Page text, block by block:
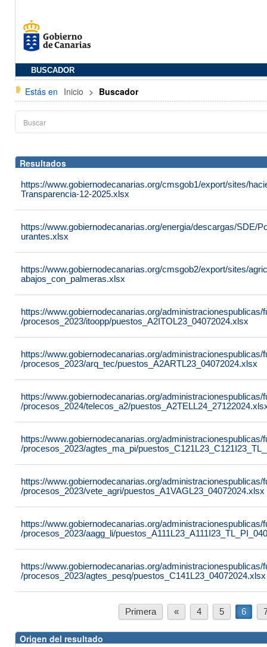
BUSCADOR
Estás en Inicio > Buscador
Resultados
https://www.gobiernodecanarias.org/cmsgob1/export/sites/
Transparencia-12-2025.xlsx
https://www.gobiernodecanarias.org/energia/descargas/SDE/
urantes.xlsx
https://www.gobiernodecanarias.org/cmsgob2/export/sites/
abajos_con_palmeras.xlsx
https://www.gobiernodecanarias.org/
/procesos_2023/itoopp/puestos_A2ITOL23_04072024.xlsx
https://www.gobiernodecanarias.org/
/procesos_2023/arq_tec/puestos_A2ARTL23_04072024.xlsx
https://www.gobiernodecanarias.org/
/procesos_2024/telecos_a2/
https://www.gobiernodecanarias.org/
/procesos_2023/agtes_ma_pi/
https://www.gobiernodecanarias.org/
/procesos_2023/vete_agri/puestos_A1VAGL23_04072024.xlsx
https://www.gobiernodecanarias.org/
/procesos_2023/aagg_li/
https://www.gobiernodecanarias.org/
/procesos_2023/agtes_pesq/puestos_C141L23_04072024.xlsx
Primera « 4 5 6
Origen del resultado